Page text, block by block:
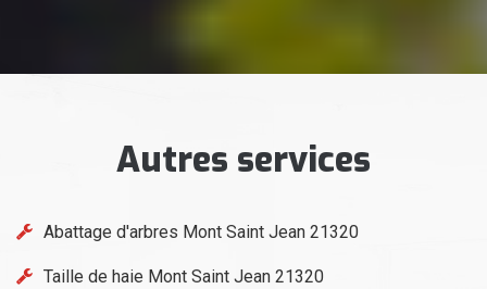
Autres services
Abattage d'arbres Mont Saint Jean 21320
Taille de haie Mont Saint Jean 21320